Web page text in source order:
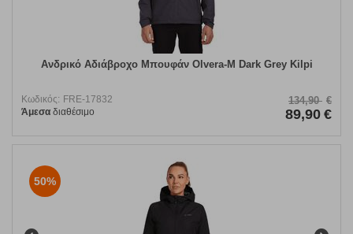
Ανδρικό Αδιάβροχο Μπουφάν Olvera-M Dark Grey Kilpi
Κωδικός: FRE-17832
Άμεσα διαθέσιμο
134,90 €
89,90 €
50%